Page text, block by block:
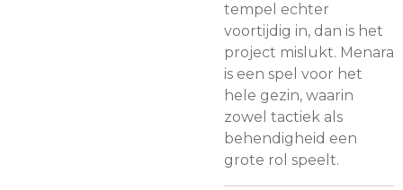
tempel echter
voortijdig in, dan is het
project mislukt. Menara
is een spel voor het
hele gezin, waarin
zowel tactiek als
behendigheid een
grote rol speelt.